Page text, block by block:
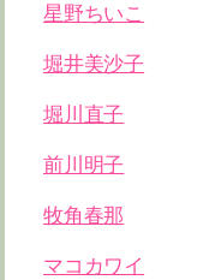
星野ちいこ
堀井美沙子
堀川直子
前川明子
牧角春那
マコカワイ